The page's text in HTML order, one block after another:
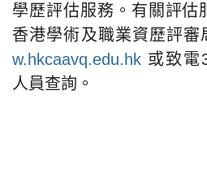
學歷評估服務。有關評估
香港學術及職業資歷評審
w.hkcaavq.edu.hk 或致電
人員查詢。